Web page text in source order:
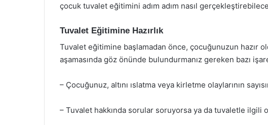
çocuk tuvalet eğitimini adım adım nasıl
Tuvalet Eğitimine Hazırlık
Tuvalet eğitimine başlamadan önce, çocuğunuzun hazır
aşamasında göz önünde bulundurmanız gereken bazı
– Çocuğunuz, altını ıslatma veya kirletme olaylarının
– Tuvalet hakkında sorular soruyorsa ya da tuvaletle ilgili